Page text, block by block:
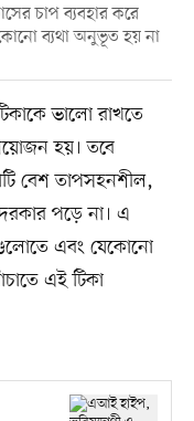
চাপ ব্যবহার করে
ব্যথা অনুভূত হয় না
ভালো রাখতে
হয়। তবে
বেশ তাপসহনশীল,
পড়ে না। এ
এবং যেকোনো
এই টিকা